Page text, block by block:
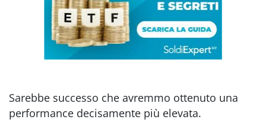
Sarebbe successo che avremmo ottenuto una
performance decisamente più elevata.